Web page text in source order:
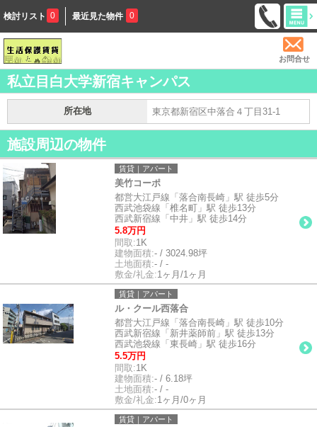
検討リスト 0 最近見た物件 0
お問合せ
私立目白大学新宿キャンパス
所在地 東京都新宿区中落合４丁目31-1
施設周辺の物件
賃貸｜アパート
美竹コーポ
都営大江戸線「落合南長崎」駅 徒歩5分
西武池袋線「椎名町」駅 徒歩13分
西武新宿線「中井」駅 徒歩14分
5.8万円
間取:1K
建物面積:- / 3024.98坪
土地面積:- / -
敷金/礼金:1ヶ月/1ヶ月
賃貸｜アパート
ル・クール西落合
都営大江戸線「落合南長崎」駅 徒歩10分
西武新宿線「新井薬師前」駅 徒歩13分
西武池袋線「東長崎」駅 徒歩16分
5.5万円
間取:1K
建物面積:- / 6.18坪
土地面積:- / -
敷金/礼金:1ヶ月/0ヶ月
賃貸｜アパート